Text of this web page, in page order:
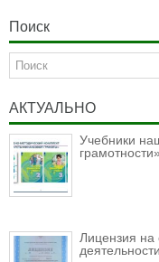
Поиск
АКТУАЛЬНО
Учебники
Лицензия на